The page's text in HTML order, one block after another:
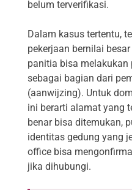
belum terverifikasi.
Dalam kasus tertentu,
pekerjaan bernilai
panitia bisa
sebagai bagian dari
(aanwijzing). Untuk
ini berarti alamat yang
benar bisa ditemukan,
identitas gedung yang
office bisa
jika dihubungi.